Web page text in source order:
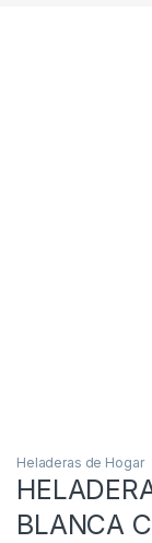
Heladeras de Hogar
BLANCA